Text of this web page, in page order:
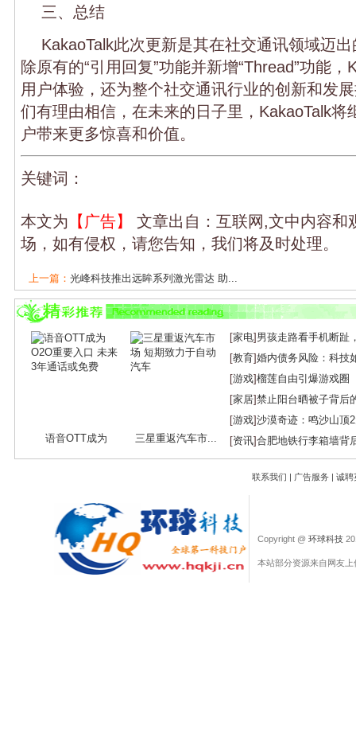
三、总结
KakaoTalk此次更新是其在社交通讯领域迈
除原有的“引用回复”功能并新增“Thread”功能
用户体验，还为整个社交通讯行业的创新和发
们有理由相信，在未来的日子里，KakaoTalk将
户带来更多惊喜和价值。
关键词：
本文为 【广告】
文章出自：互联网,文中内容和
场，如有侵权，请您告知，我们将及时处理。
上一篇： 光峰科技推出远眸系列激光雷达 助...
下一篇：陈丽：23年匠心独运，用全产业链...
语音OTT成为
O2O...
三星重返汽车市...
[家电] 男孩走路看手机断趾
[教育]婚内债务风险：科技
[游戏]榴莲自由引爆游戏圈
[家居]禁止阳台晒被子背后
[游戏]沙漠奇迹：鸣沙山顶
[资讯]合肥地铁行李箱墙背
联系我们 | 广告服务 | 诚聘
Copyright @ 环球科技
本站部分资源来自网友